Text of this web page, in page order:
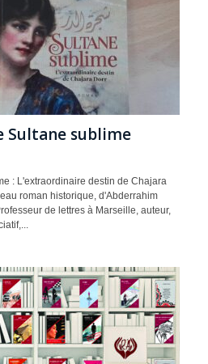
Sultane sublime
: L'extraordinaire destin de Chajara
roman historique, d'Abderrahim
de lettres à Marseille, auteur,